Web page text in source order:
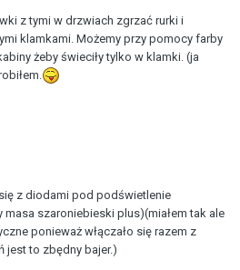
z tymi w drzwiach zgrzać rurki i
klamkami. Możemy przy pomocy farby
żeby świeciły tylko w klamki. (ja
z diodami pod podświetlenie
szaroniebieski plus)(miałem tak ale
ponieważ włączało się razem z
jest to zbędny bajer.)